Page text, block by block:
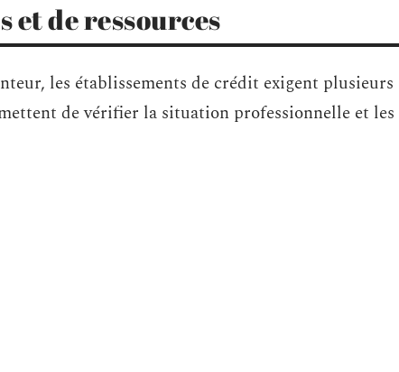
de ressources
les établissements de crédit exigent plusieurs
de vérifier la situation professionnelle et les